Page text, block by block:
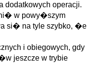
operacji.
w powy�szym
si� na tyle szybko, �e
i obiegowych, gdy
jeszcze w trybie